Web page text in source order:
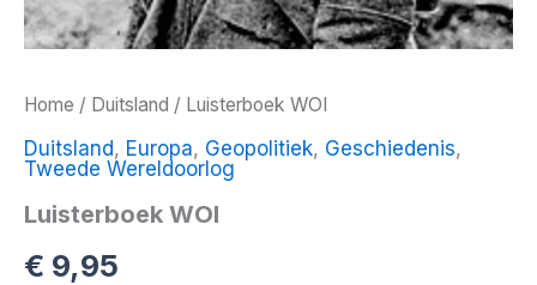
Home / Duitsland / Luisterboek WOI
Duitsland, Europa, Geopolitiek, Geschiedenis,
Tweede Wereldoorlog
Luisterboek WOI
€ 9,95